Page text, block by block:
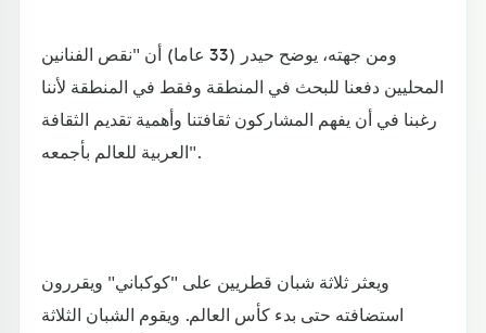
ومن جهته، يوضح حيدر (33 عاما) أن "نقص الفنانين
المحليين دفعنا للبحث في المنطقة وفقط في المنطقة لأننا
رغبنا في أن يفهم المشاركون ثقافتنا وأهمية تقديم الثقافة
العربية للعالم بأجمعه".
ويعثر ثلاثة شبان قطريين على "كوكباني" ويقررون
استضافته حتى بدء كأس العالم. ويقوم الشبان الثلاثة